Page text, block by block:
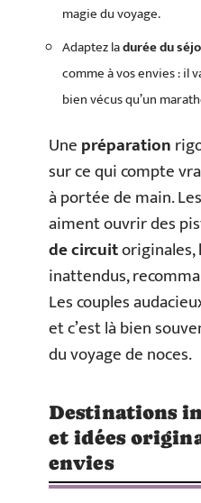
magie du voyage.
Adaptez ladurée du
comme à vos envies : il
bien vécus qu’un
Unepréparation
sur ce qui compte
à portée de main.
aiment ouvrir des
de circuit
inattendus,
Les couples
et c’est là bien
du voyage de noces.
Destinations
et idées
envies